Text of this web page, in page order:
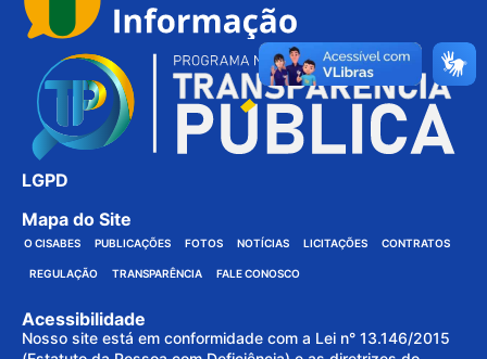
LGPD
Mapa do Site
O CISABES PUBLICAÇÕES FOTOS NOTÍCIAS LICITAÇÕES CONTRATOS
REGULAÇÃO TRANSPARÊNCIA FALE CONOSCO
Acessibilidade
Nosso site está em conformidade com a Lei n° 13.146/2015